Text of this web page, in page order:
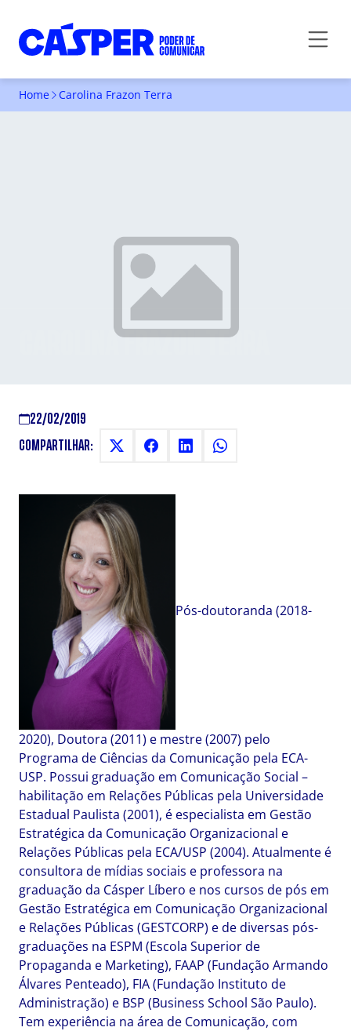
Home Carolina Frazon Terra
CAROLINA FRAZON TERRA
22/02/2019
COMPARTILHAR:
Pós-doutoranda (2018-
2020), Doutora (2011) e mestre (2007) pelo
Programa de Ciências da Comunicação pela ECA-
USP. Possui graduação em Comunicação Social –
habilitação em Relações Públicas pela Universidade
Estadual Paulista (2001), é especialista em Gestão
Estratégica da Comunicação Organizacional e
Relações Públicas pela ECA/USP (2004). Atualmente é
consultora de mídias sociais e professora na
graduação da Cásper Líbero e nos cursos de pós em
Gestão Estratégica em Comunicação Organizacional
e Relações Públicas (GESTCORP) e de diversas pós-
graduações na ESPM (Escola Superior de
Propaganda e Marketing), FAAP (Fundação Armando
Álvares Penteado), FIA (Fundação Instituto de
Administração) e BSP (Business School São Paulo).
Tem experiência na área de Comunicação, com